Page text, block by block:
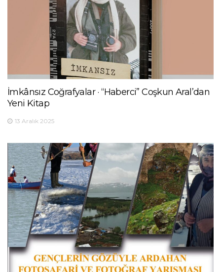
İmkânsız Coğrafyalar · “Haberci” Coşkun Aral’dan
Yeni Kitap
13 Aralık 2025